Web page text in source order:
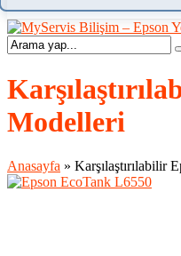
Modelleri
Anasayfa » Karşılaştırılabilir